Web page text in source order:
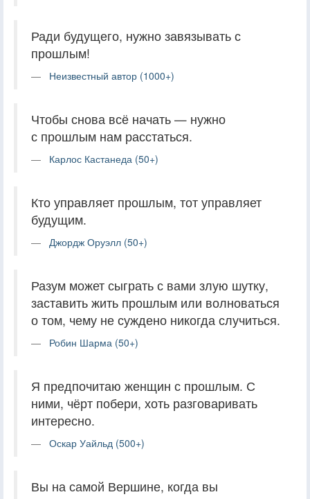
Ради будущего, нужно завязывать с
прошлым!
Неизвестный автор (1000+)
Чтобы снова всё начать — нужно
с прошлым нам расстаться.
Карлос Кастанеда (50+)
Кто управляет прошлым, тот управляет
будущим.
Джордж Оруэлл (50+)
Разум может сыграть с вами злую шутку,
заставить жить прошлым или волноваться
о том, чему не суждено никогда случиться.
Робин Шарма (50+)
Я предпочитаю женщин с прошлым. С
ними, чёрт побери, хоть разговаривать
интересно.
Оскар Уайльд (500+)
Вы на самой Вершине, когда вы